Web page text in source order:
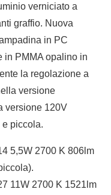
verniciato a
graffio. Nuova
in PC
in PMMA opalino in
la regolazione a
versione
versione 120V
piccola.
5,5W 2700 K 806lm
11W 2700 K 1521lm